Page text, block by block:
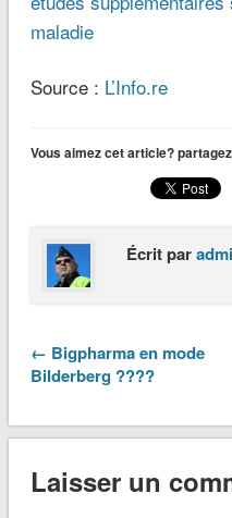
maladie
Source : L’Info.re
Vous aimez cet article?
Écrit par
← Bigpharma en mode
Bilderberg ????
Laisser un